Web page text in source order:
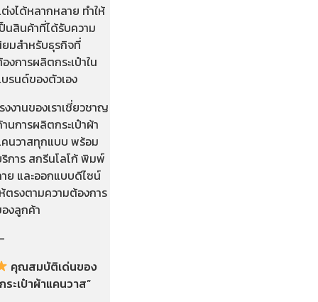
งได้หลากหลาย ทำให้
นสินค้าที่ได้รับความ
มสำหรับธุรกิจที่
งการผลิตกระเป๋าใน
รนด์ของตัวเอง
งงานของเราเชี่ยวชาญ
นการผลิตกระเป๋าผ้า
นวาสทุกแบบ พร้อม
การ สกรีนโลโก้ พิมพ์
ย และออกแบบดีไซน์
ตรงตามความต้องการ
งลูกค้า
คุณสมบัติเด่นของ
ระเป๋าผ้าแคนวาส”